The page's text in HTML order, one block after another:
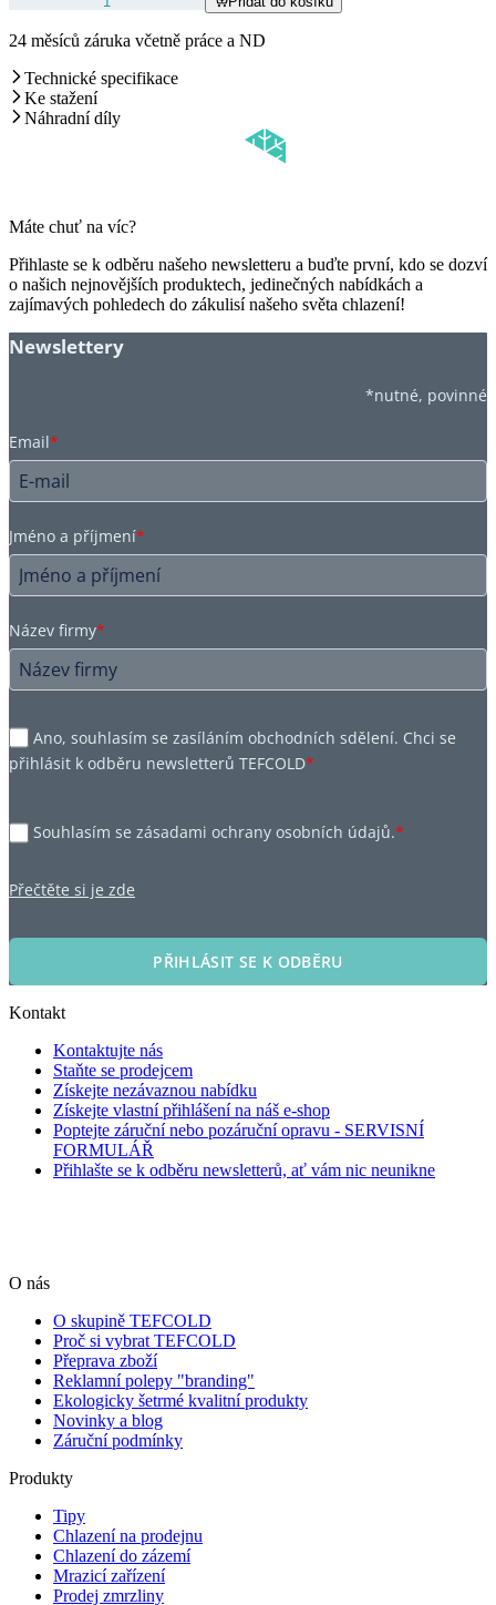
24 měsíců záruka včetně práce a ND
Technické specifikace
Ke stažení
Náhradní díly
Máte chuť na víc?
Přihlaste se k odběru našeho newsletteru a buďte první, kdo se dozví
o našich nejnovějších produktech, jedinečných nabídkách a
zajímavých pohledech do zákulisí našeho světa chlazení!
Newslettery
*nutné, povinné
Email*
Jméno a příjmení*
Název firmy*
Ano, souhlasím se zasíláním obchodních sdělení. Chci se
přihlásit k odběru newsletterů TEFCOLD*
Souhlasím se zásadami ochrany osobních údajů.*
Přečtěte si je zde
PŘIHLÁSIT SE K ODBĚRU
Kontakt
Kontaktujte nás
Staňte se prodejcem
Získejte nezávaznou nabídku
Získejte vlastní přihlášení na náš e-shop
Poptejte záruční nebo pozáruční opravu - SERVISNÍ
FORMULÁŘ
Přihlašte se k odběru newsletterů, ať vám nic neunikne
O nás
O skupině TEFCOLD
Proč si vybrat TEFCOLD
Přeprava zboží
Reklamní polepy "branding"
Ekologicky šetrmé kvalitní produkty
Novinky a blog
Záruční podmínky
Produkty
Tipy
Chlazení na prodejnu
Chlazení do zázemí
Mrazicí zařízení
Prodej zmrzliny